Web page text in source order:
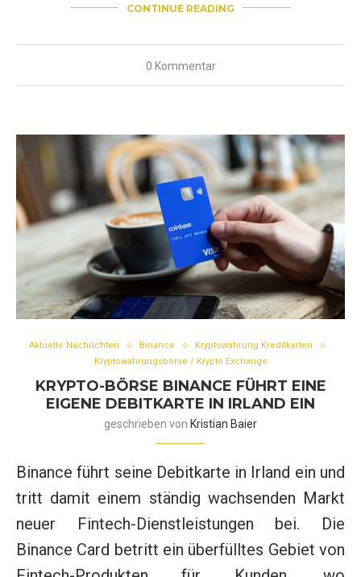
CONTINUE READING
0 Kommentar
Aktuelle Nachrichten Binance
Kryptowährung Kreditkarten
Kryptowährungsbörse / Krypto Exchange
KRYPTO-BÖRSE BINANCE FÜHRT EINE
EIGENE DEBITKARTE IN IRLAND EIN
geschrieben von Kristian Baier
Binance führt seine Debitkarte in Irland ein und
tritt damit einem ständig wachsenden Markt
neuer Fintech-Dienstleistungen bei. Die
Binance Card betritt ein überfülltes Gebiet von